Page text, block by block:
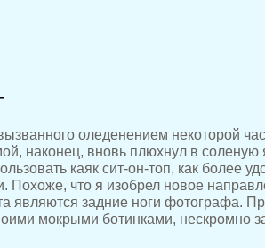
оледенением некоторой
наконец, вновь плюхнул в
каяк сит-он-топ, как более
Похоже, что я изобрел новое
являются задние ноги
мокрыми ботинками, нескромно